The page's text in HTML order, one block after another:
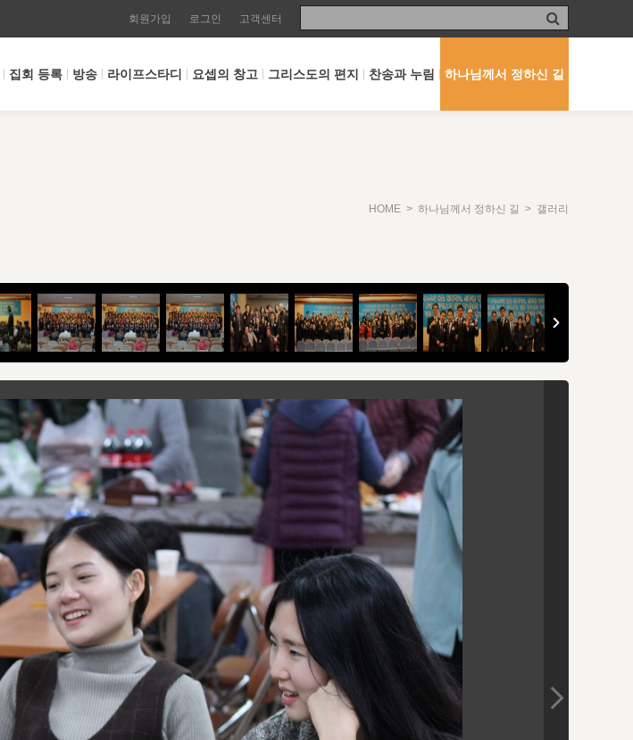
회원가입 로그인 고객센터
집회 등록 방송 라이프스타디 요셉의 창고 그리스도의 편지 찬송과 누림 하나님께서 정하신 길
HOME > 하나님께서 정하신 길 > 갤러리